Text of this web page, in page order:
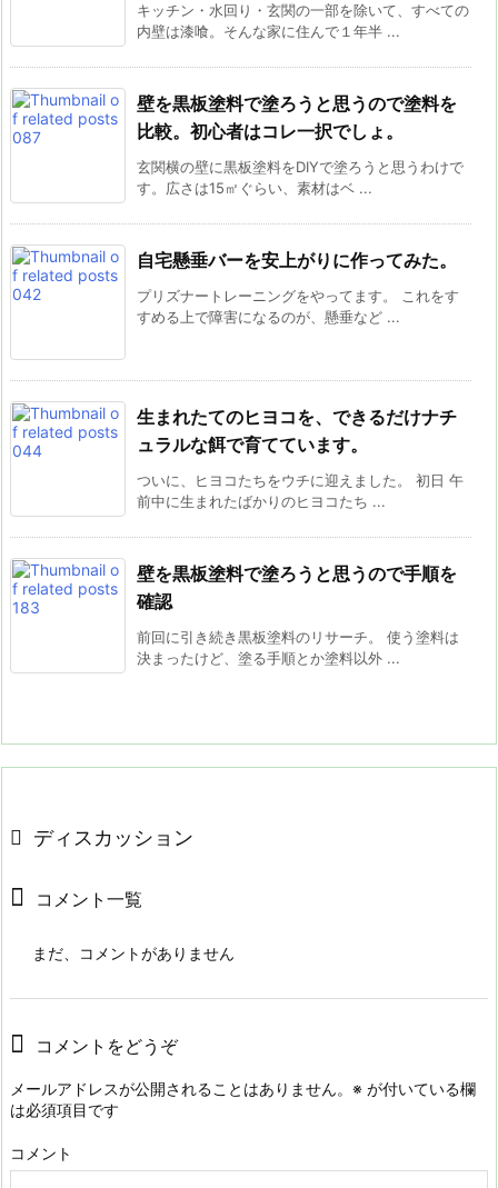
キッチン・水回り・玄関の一部を除いて、すべての
内壁は漆喰。そんな家に住んで１年半 ...
壁を黒板塗料で塗ろうと思うので塗料を
比較。初心者はコレ一択でしょ。
玄関横の壁に黒板塗料をDIYで塗ろうと思うわけで
す。広さは15㎡ぐらい、素材はベ ...
自宅懸垂バーを安上がりに作ってみた。
プリズナートレーニングをやってます。 これをす
すめる上で障害になるのが、懸垂など ...
生まれたてのヒヨコを、できるだけナチ
ュラルな餌で育てています。
ついに、ヒヨコたちをウチに迎えました。 初日 午
前中に生まれたばかりのヒヨコたち ...
壁を黒板塗料で塗ろうと思うので手順を
確認
前回に引き続き黒板塗料のリサーチ。 使う塗料は
決まったけど、塗る手順とか塗料以外 ...
ディスカッション
コメント一覧
まだ、コメントがありません
コメントをどうぞ
メールアドレスが公開されることはありません。 ※ が付いている欄
は必須項目です
コメント